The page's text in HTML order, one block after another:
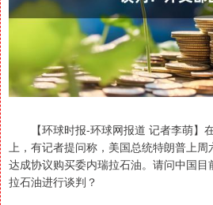
【环球时报-环球网报道 记者李萌】
上，有记者提问称，美国总统特朗普上
达成协议购买委内瑞拉石油。请问中国
拉石油进行谈判？